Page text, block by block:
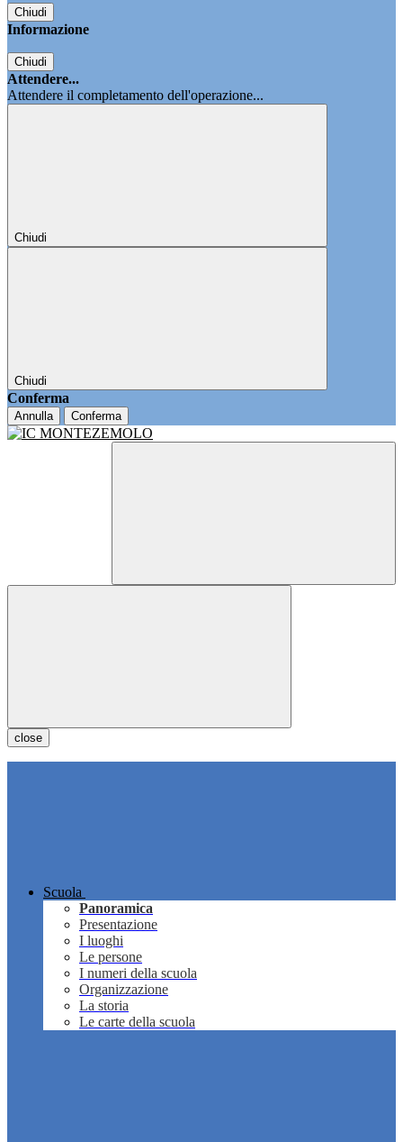
Chiudi
Informazione
Chiudi
Attendere...
Attendere il completamento dell'operazione...
Chiudi
Chiudi
Conferma
Annulla Conferma
close
Scuola
Panoramica
Presentazione
I luoghi
Le persone
I numeri della scuola
Organizzazione
La storia
Le carte della scuola